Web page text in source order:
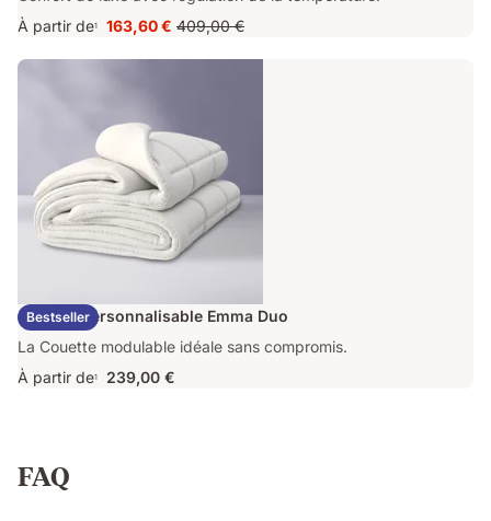
À partir de1
Prix
163,60 €
163,60 € Prix
d'origine
409,00 €
Bestseller
Couette Personnalisable Emma Duo
La Couette modulable idéale sans compromis.
À partir de1 239,00 €
FAQ